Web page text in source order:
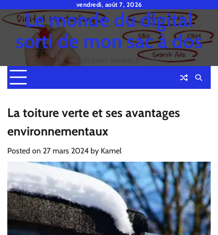
to
content
vendredi, août 7, 2026
Le monde du digital
sorti de mon sac à dos
fjallraven-kanken.fr
La toiture verte et ses avantages
environnementaux
Posted on 27 mars 2024 by Kamel